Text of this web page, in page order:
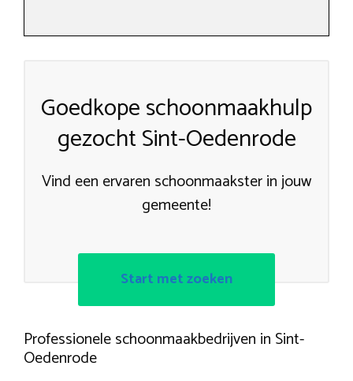
Goedkope schoonmaakhulp
gezocht Sint-Oedenrode
Vind een ervaren schoonmaakster in jouw
gemeente!
Start met zoeken
Professionele schoonmaakbedrijven in Sint-
Oedenrode